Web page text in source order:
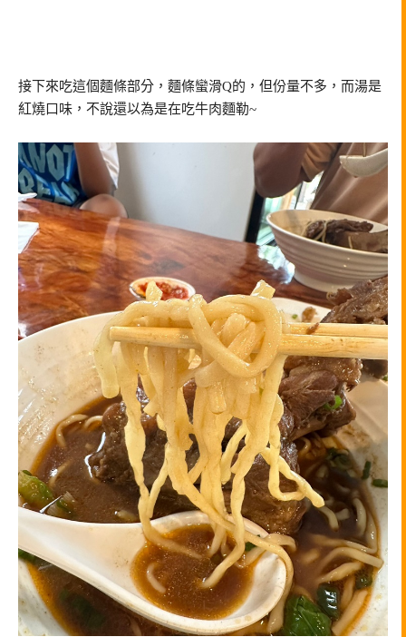
接下來吃這個麵條部分，麵條蠻滑Q的，但份量不多，而湯是
紅燒口味，不說還以為是在吃牛肉麵勒~